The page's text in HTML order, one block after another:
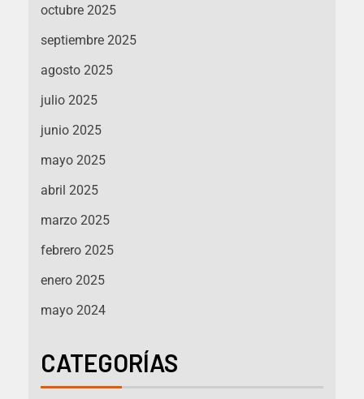
octubre 2025
septiembre 2025
agosto 2025
julio 2025
junio 2025
mayo 2025
abril 2025
marzo 2025
febrero 2025
enero 2025
mayo 2024
CATEGORÍAS